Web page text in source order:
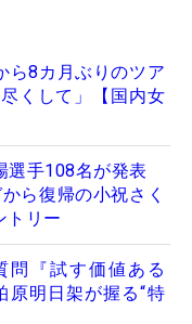
ら8カ月ぶりのツア
くして」【国内女
選手108名が発表
ら復帰の小祝さく
トリー
問『試す価値ある
明日架が握る“特